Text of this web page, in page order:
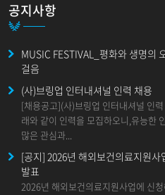
한 정보보호 사유에 따라(보유 및 이
않습니다.
장된 개인정보는 기록을 재생할 수
하는 장치를 설치하고 운영합니다.
터 꾸러미로서 이용자의 컴퓨터 하
개인정보를 저장하고 수시로 찾아
공지사항
MUSIC FESTIVAL_평화와 생명의
걸음
(사)브링업 인터내셔널 인력 채용
[채용공고](사)브링업 인터내셔널 인
래와 같이 인력을 모집하오니,유능한
많은 관심과...
[공지] 2026년 해외보건의료지원사
발표
2026년 해외보건의료지원사업에 신